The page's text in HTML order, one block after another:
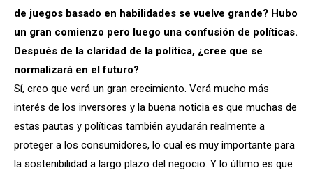
de juegos basado en habilidades se vuelve grande? Hubo
un gran comienzo pero luego una confusión de políticas.
Después de la claridad de la política, ¿cree que se
normalizará en el futuro?
Sí, creo que verá un gran crecimiento. Verá mucho más
interés de los inversores y la buena noticia es que muchas de
estas pautas y políticas también ayudarán realmente a
proteger a los consumidores, lo cual es muy importante para
la sostenibilidad a largo plazo del negocio. Y lo último es que